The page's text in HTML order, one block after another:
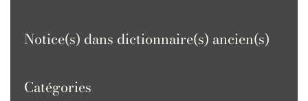
Notice(s) dans dictionnaire(s) ancien(s)
Catégories